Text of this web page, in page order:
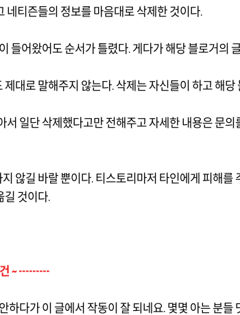
네티즌들의 정보를 마음대로 삭제한 것이다
들어왔어도 순서가 틀렸다 게다가 해당 블로거의
제대로 말해주지 않는다 삭제는 자신들이 하고 해
서 일단 삭제했다고만 전해주고 자세한 내용은 문의
않길 바랄 뿐이다 티스토리마저 타인에게 피해를
길 것이다
~ ---------
하다가 이 글에서 작동이 잘 되네요 몇몇 아는 분들